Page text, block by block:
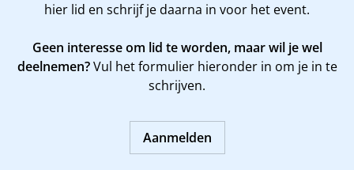
hier lid en schrijf je daarna in voor het event.
Geen interesse om lid te worden, maar wil je wel
deelnemen?Vul het formulier hieronder in om je in te
schrijven.
Aanmelden